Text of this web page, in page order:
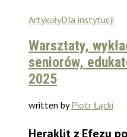
ArtykułyDla instytucji
Warsztaty,
seniorów,
2025
written byPiotr Łącki
Heraklit z Efezu